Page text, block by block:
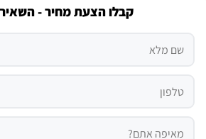
קבלו הצעת מחיר -